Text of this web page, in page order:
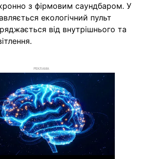
з фірмовим саундбаром. У
екологічний пульт
від внутрішнього та
РЕКЛАМА